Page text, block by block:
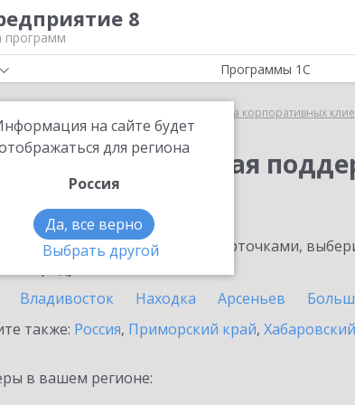
8
программ
на сайте будет
для региона
Россия
Да, все верно
Выбрать другой
Программы 1С
Премиальная поддержка корпоративных
Премиальная
с информационными карточками,
продукта.
Владивосток Находка Арсеньев
также: Россия, Приморский край,
в вашем регионе: